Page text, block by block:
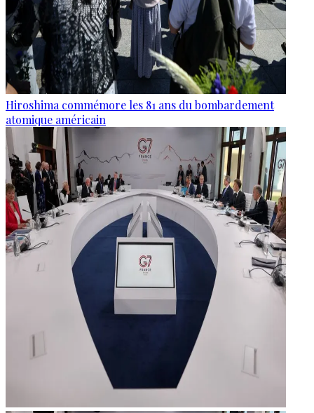
Hiroshima commémore les 81 ans du bombardement
atomique américain